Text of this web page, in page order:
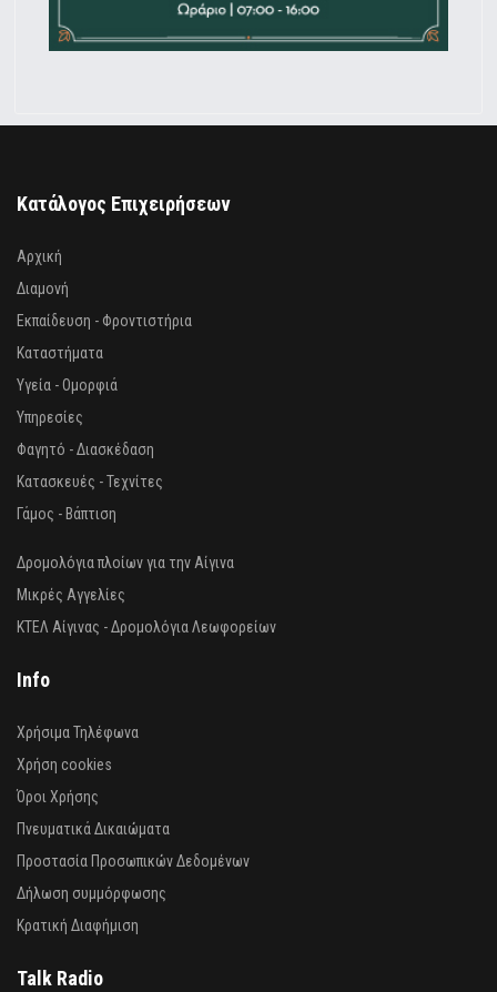
Κατάλογος Επιχειρήσεων
Αρχική
Διαμονή
Εκπαίδευση - Φροντιστήρια
Καταστήματα
Υγεία - Ομορφιά
Υπηρεσίες
Φαγητό - Διασκέδαση
Κατασκευές - Τεχνίτες
Γάμος - Βάπτιση
Δρομολόγια πλοίων για την Αίγινα
Μικρές Αγγελίες
ΚΤΕΛ Αίγινας - Δρομολόγια Λεωφορείων
Info
Χρήσιμα Τηλέφωνα
Χρήση cookies
Όροι Χρήσης
Πνευματικά Δικαιώματα
Προστασία Προσωπικών Δεδομένων
Δήλωση συμμόρφωσης
Κρατική Διαφήμιση
Talk Radio